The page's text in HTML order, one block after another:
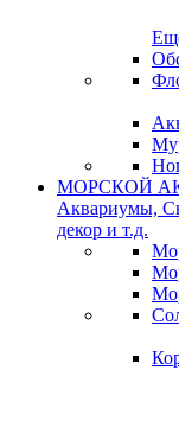
МОРСКОЙ
Аквариумы,
декор и т.д.